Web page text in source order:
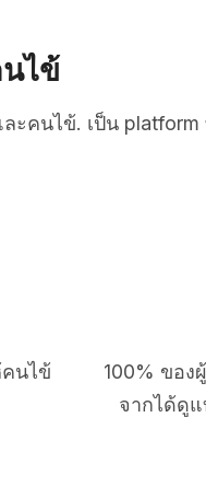
ไข้
ะคนไข้. เป็น
นไข้
100% ของ
จากได้ดู